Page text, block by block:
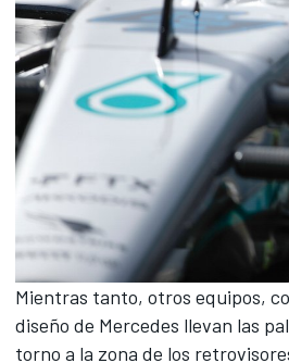
Mientras tanto, otros equipos,
diseño de Mercedes llevan las
torno a la zona de los